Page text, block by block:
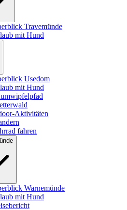
Travemünde
mit Hund
Usedom
mit Hund
Aktivitäten
fahren
Warnemünde
mit Hund